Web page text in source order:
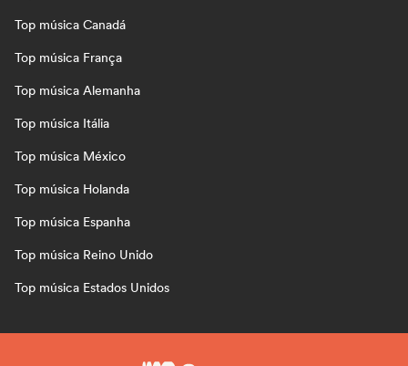
Top música Canadá
Top música França
Top música Alemanha
Top música Itália
Top música México
Top música Holanda
Top música Espanha
Top música Reino Unido
Top música Estados Unidos